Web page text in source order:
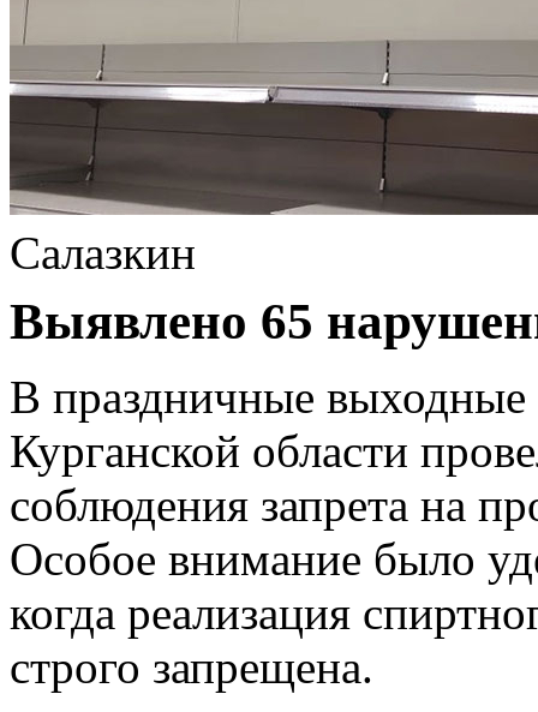
Салазкин
Выявлено 65
В праздничные выходные
Курганской области
соблюдения запрета на
Особое внимание было
когда реализация
строго запрещена.